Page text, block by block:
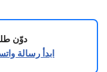
دوّن
ابدأ رسالة